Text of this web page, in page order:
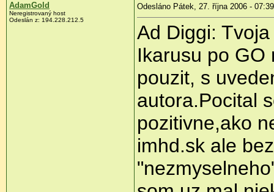
AdamGold
Neregistrovaný host
Odeslán z: 194.228.212.5
Odesláno Pátek, 27. října 2006 - 07:39
Ad Diggi:
Ikarusu po GO
pouzit, s
autora.Pocital
pozitivne,ako
imhd.sk ale